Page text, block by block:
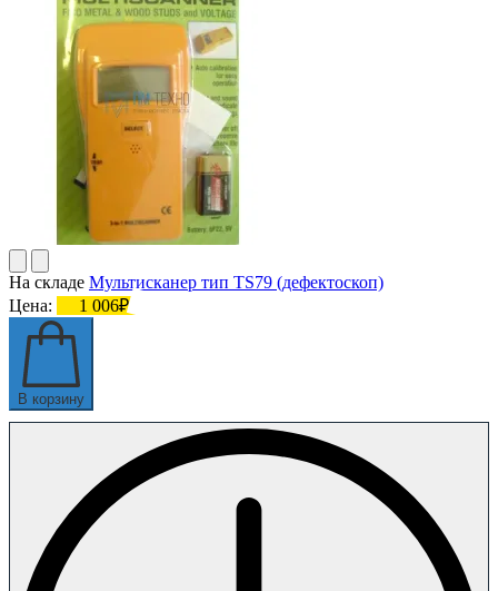
На складе Мультисканер тип TS79 (дефектоскоп)
Цена:
1 006₽
В корзину